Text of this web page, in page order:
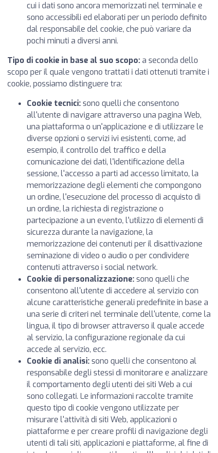
cui i dati sono ancora memorizzati nel terminale e
sono accessibili ed elaborati per un periodo definito
dal responsabile del cookie, che può variare da
pochi minuti a diversi anni.
Tipo di cookie in base al suo scopo:a seconda dello
scopo per il quale vengono trattati i dati ottenuti tramite i
cookie, possiamo distinguere tra:
Cookie tecnici:sono quelli che consentono
all'utente di navigare attraverso una pagina Web,
una piattaforma o un'applicazione e di utilizzare le
diverse opzioni o servizi ivi esistenti, come, ad
esempio, il controllo del traffico e della
comunicazione dei dati, l'identificazione della
sessione, l'accesso a parti ad accesso limitato, la
memorizzazione degli elementi che compongono
un ordine, l'esecuzione del processo di acquisto di
un ordine, la richiesta di registrazione o
partecipazione a un evento, l'utilizzo di elementi di
sicurezza durante la navigazione, la
memorizzazione dei contenuti per il disattivazione
seminazione di video o audio o per condividere
contenuti attraverso i social network.
Cookie di personalizzazione:sono quelli che
consentono all'utente di accedere al servizio con
alcune caratteristiche generali predefinite in base a
una serie di criteri nel terminale dell'utente, come la
lingua, il tipo di browser attraverso il quale accede
al servizio, la configurazione regionale da cui
accede al servizio, ecc.
Cookie di analisi:sono quelli che consentono al
responsabile degli stessi di monitorare e analizzare
il comportamento degli utenti dei siti Web a cui
sono collegati. Le informazioni raccolte tramite
questo tipo di cookie vengono utilizzate per
misurare l'attività di siti Web, applicazioni o
piattaforme e per creare profili di navigazione degli
utenti di tali siti, applicazioni e piattaforme, al fine di